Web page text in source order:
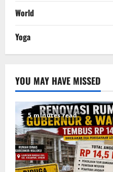
World
Yoga
YOU MAY HAVE MISSED
5 minutes read